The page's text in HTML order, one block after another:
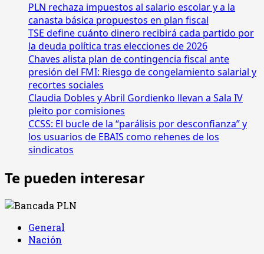
de
encuesta
de
boca
de
urna
PLN rechaza impuestos al salario escolar y a la
canasta básica propuestos en plan fiscal
TSE define cuánto dinero recibirá cada partido por
la deuda política tras elecciones de 2026
Chaves alista plan de contingencia fiscal ante
presión del FMI: Riesgo de congelamiento salarial y
recortes sociales
Claudia Dobles y Abril Gordienko llevan a Sala IV
pleito por comisiones
CCSS: El bucle de la “parálisis por desconfianza” y
los usuarios de EBAIS como rehenes de los
sindicatos
Te pueden interesar
General
Nación